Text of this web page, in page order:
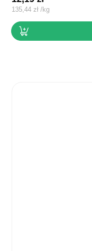
135,44 zł /kg